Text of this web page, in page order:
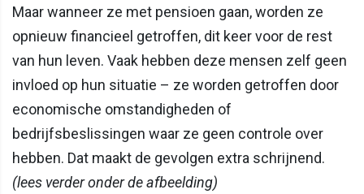
Maar wanneer ze met pensioen gaan, worden ze
opnieuw financieel getroffen, dit keer voor de rest
van hun leven. Vaak hebben deze mensen zelf geen
invloed op hun situatie – ze worden getroffen door
economische omstandigheden of
bedrijfsbeslissingen waar ze geen controle over
hebben. Dat maakt de gevolgen extra schrijnend.
(lees verder onder de afbeelding)